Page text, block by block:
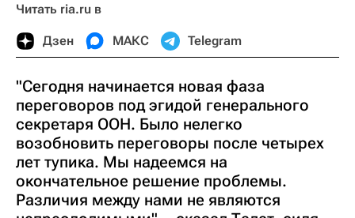
Читать ria.ru в
Дзен МАКС Telegram
"Сегодня начинается новая фаза
переговоров под эгидой генерального
секретаря ООН. Было нелегко
возобновить переговоры после четырех
лет тупика. Мы надеемся на
окончательное решение проблемы.
Различия между нами не являются